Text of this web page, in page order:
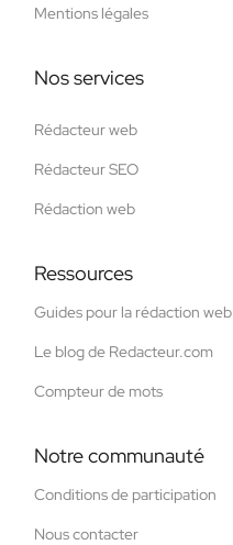
Mentions légales
Nos services
Rédacteur web
Rédacteur SEO
Rédaction web
Ressources
Guides pour la rédaction web
Le blog de Redacteur.com
Compteur de mots
Notre communauté
Conditions de participation
Nous contacter